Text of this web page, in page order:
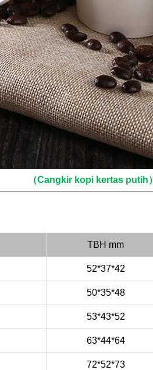
（Cangkir kopi kertas putih）
TBH mm
52*37*42
50*35*48
53*43*52
63*44*64
72*52*73